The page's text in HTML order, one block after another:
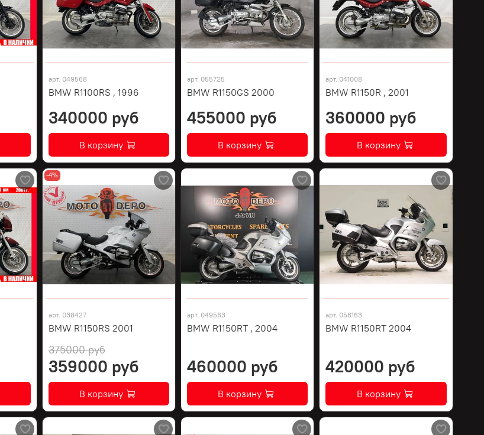
арт. 049568
BMW R1100RS , 1996
340000 руб
В корзину
арт. 055725
BMW R1150GS 2000
455000 руб
В корзину
арт. 041008
BMW R1150R , 2001
360000 руб
В корзину
-4%
арт. 038427
BMW R1150RS 2001
375000 руб
359000 руб
В корзину
арт. 049563
BMW R1150RT , 2004
460000 руб
В корзину
арт. 056163
BMW R1150RT 2004
420000 руб
В корзину